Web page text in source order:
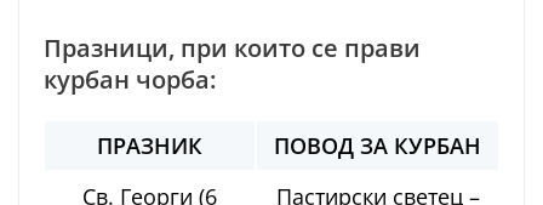
Празници, при които се прави
курбан чорба:
ПРАЗНИК
ПОВОД ЗА КУРБАН
Св. Георги (6
Пастирски светец –